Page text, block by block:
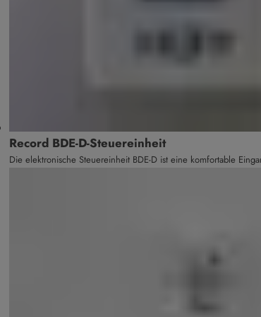
Record BDE-D-Steuereinheit
Die elektronische Steuereinheit BDE-D ist eine komfortable